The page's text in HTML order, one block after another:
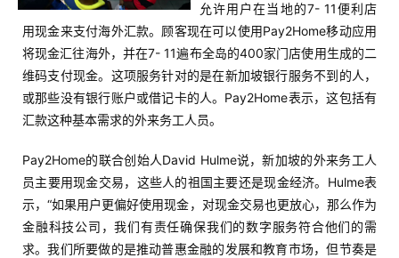
首
页
允许用户在当地的7- 11便利店
用现金来支付海外汇款。顾客现在可以使用Pay2Home移动应用
将现金汇往海外，并在7- 11遍布全岛的400家门店使用生成的二
维码支付现金。这项服务针对的是在新加坡银行服务不到的人，
或那些没有银行账户或借记卡的人。Pay2Home表示，这包括有
汇款这种基本需求的外来务工人员。
Pay2Home的联合创始人David Hulme说，新加坡的外来务工人
员主要用现金交易，这些人的祖国主要还是现金经济。Hulme表
示，“如果用户更偏好使用现金，对现金交易也更放心，那么作为
金融科技公司，我们有责任确保我们的数字服务符合他们的需
求。我们所要做的是推动普惠金融的发展和教育市场，但节奏是